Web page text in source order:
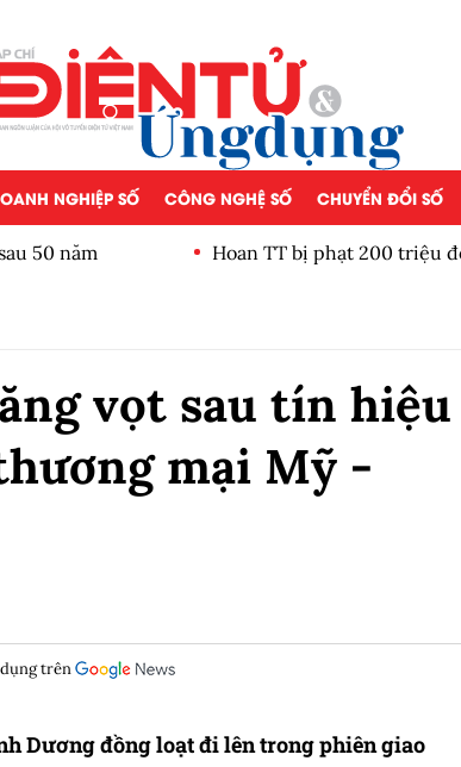
NGHIỆP SỐ CÔNG NGHỆ SỐ CHUYỂN ĐỔI SỐ
50 năm Hoan TT bị phạt 200 triệu
vọt sau tín hiệu
mại Mỹ -
trên
Dương đồng loạt đi lên trong phiên giao